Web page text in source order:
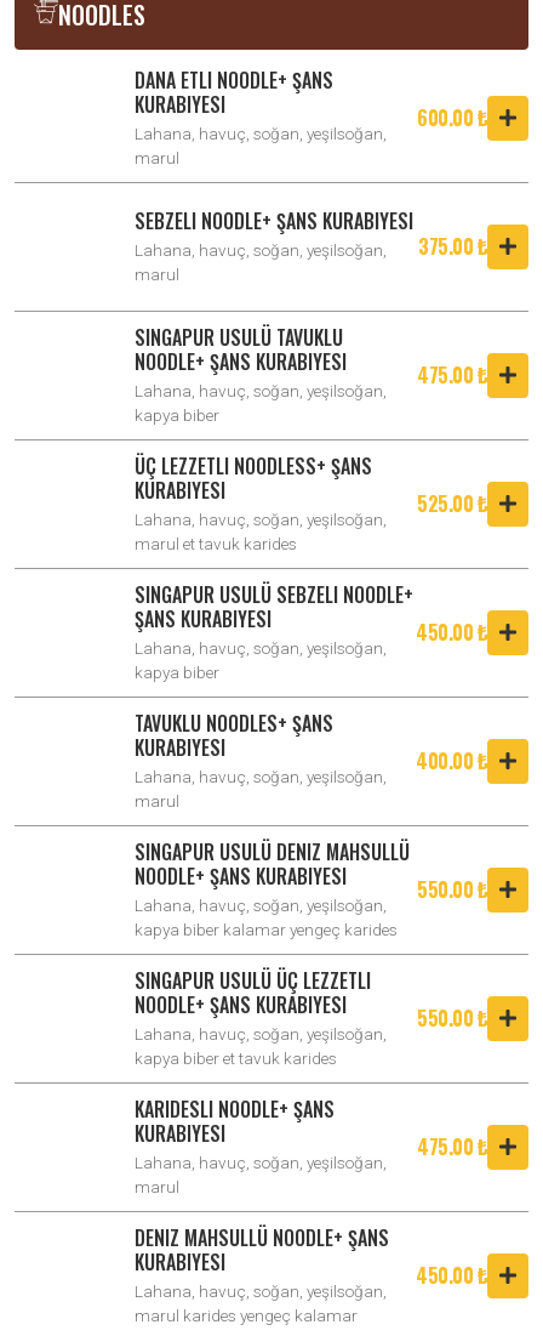
NOODLES
DANA ETLI NOODLE+ ŞANS
KURABIYESI
Lahana, havuç, soğan, yeşilsoğan,
marul
600.00 ₺
SEBZELI NOODLE+ ŞANS KURABIYESI
Lahana, havuç, soğan, yeşilsoğan,
marul
375.00 ₺
SINGAPUR USULÜ TAVUKLU
NOODLE+ ŞANS KURABIYESI
Lahana, havuç, soğan, yeşilsoğan,
kapya biber
475.00 ₺
ÜÇ LEZZETLI NOODLESS+ ŞANS
KURABIYESI
Lahana, havuç, soğan, yeşilsoğan,
marul et tavuk karides
525.00 ₺
SINGAPUR USULÜ SEBZELI NOODLE+
ŞANS KURABIYESI
Lahana, havuç, soğan, yeşilsoğan,
kapya biber
450.00 ₺
TAVUKLU NOODLES+ ŞANS
KURABIYESI
Lahana, havuç, soğan, yeşilsoğan,
marul
400.00 ₺
SINGAPUR USULÜ DENIZ MAHSULLÜ
NOODLE+ ŞANS KURABIYESI
Lahana, havuç, soğan, yeşilsoğan,
kapya biber kalamar yengeç karides
550.00 ₺
SINGAPUR USULÜ ÜÇ LEZZETLI
NOODLE+ ŞANS KURABIYESI
Lahana, havuç, soğan, yeşilsoğan,
kapya biber et tavuk karides
550.00 ₺
KARIDESLI NOODLE+ ŞANS
KURABIYESI
Lahana, havuç, soğan, yeşilsoğan,
marul
475.00 ₺
DENIZ MAHSULLÜ NOODLE+ ŞANS
KURABIYESI
Lahana, havuç, soğan, yeşilsoğan,
marul karides yengeç kalamar
450.00 ₺